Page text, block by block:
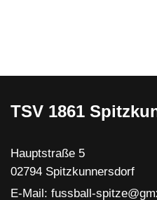
TSV 1861
Hauptstraße 5
02794 Spitzkunnersdorf
E-Mail: fussball-